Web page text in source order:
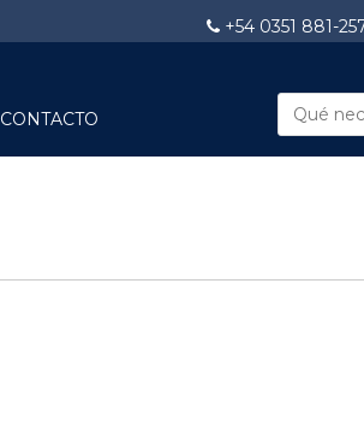
+54 0351 881-
CONTACTO